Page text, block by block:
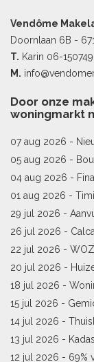
Vendôme
Doornlaan 6B -
T. Karin 06-
M.
Door onze
woningmarkt
07 aug 2026 -
bestaande
05 aug 2026 -
bereik
04 aug 2026 -
01 aug 2026 -
woningprijs
29 jul 2026 -
starters
26 jul 2026 -
sneller meer
22 jul 2026 -
Limburg en Pekela
20 jul 2026 -
woningverkopen
18 jul 2026 -
vergunningen
15 jul 2026 -
14 jul 2026 -
energielabel
13 jul 2026 -
kopers
12 jul 2026 - 69%